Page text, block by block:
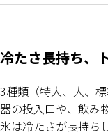
冷たさ長持ち、
3種類（特大、大、
器の投入口や、飲み
氷は冷たさが長持ち